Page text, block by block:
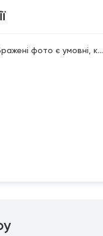
фото є умовні, к...